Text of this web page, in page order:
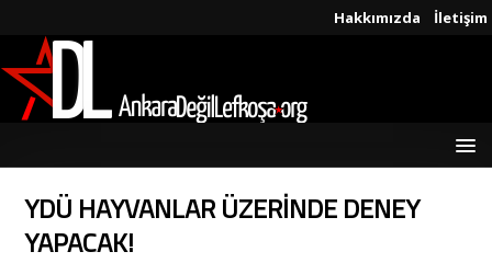
Hakkımızda İletişim
YDÜ HAYVANLAR ÜZERİNDE DENEY
YAPACAK!